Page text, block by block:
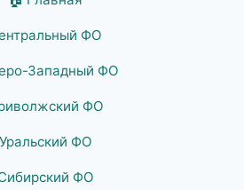
ФО
Западный ФО
ФО
Уральский ФО
ФО